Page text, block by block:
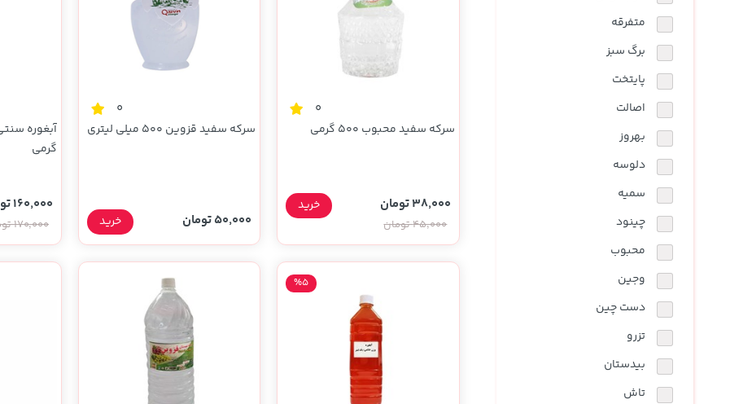
متفرقه
برگ سبز
پایتخت
اصالت
بهروز
دلوسه
سمیه
چینود
محبوب
وجین
دست چین
تزرو
بیدستان
تاش
0
سرکه سفید محبوب 500 گرمی
38,000 تومان
45,000 تومان
خرید
0
سرکه سفید قزوین 500 میلی لیتری
50,000 تومان خرید
گرمی
160,000 تومان
170,000 تومان
%5